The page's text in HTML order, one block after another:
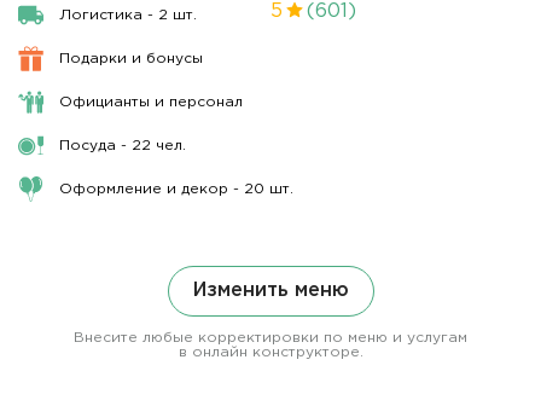
Логистика - 2 шт.
Подарки и бонусы
Официанты и персонал
Посуда - 22 чел.
Оформление и декор - 20 шт.
5 (601)
Изменить меню
Внесите любые корректировки по меню и услугам
в онлайн конструкторе.